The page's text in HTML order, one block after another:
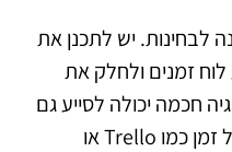
לבחינות. יש לתכנן את
זמנים ולחלק את
חכמה יכולה לסייע גם
בתחום זה, עם אפליקציות לניהול זמן כמו Trello או